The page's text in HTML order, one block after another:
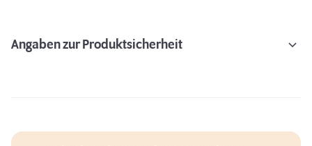
Angaben zur Produktsicherheit